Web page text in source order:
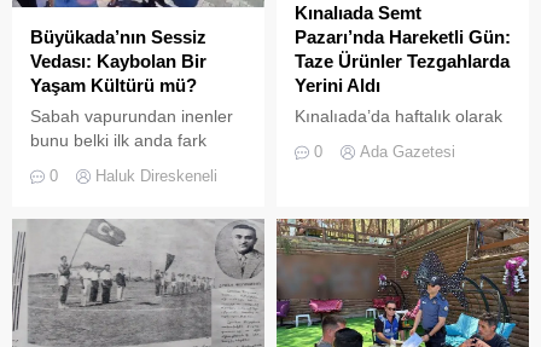
Büyükada’nın Sessiz
Vedası: Kaybolan Bir
Yaşam Kültürü mü?
Sabah vapurundan inenler
bunu belki ilk anda fark
Büyükada’yı elli, altmış yıldır
ve adımları değişti
0 Haluk Direskeneli
Kınalıada Semt
Pazarı’nda Hareketli Gün:
Taze Ürünler Tezgahlarda
Yerini Aldı
Kınalıada’da haftalık olarak
sakinleri ve ziyaretçilerin
0 Ada Gazetesi